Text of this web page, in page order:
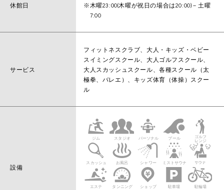
休館日
※木曜23:00(木曜が祝日の場合は20:00)－土曜
7:00
サービス
フィットネスクラブ、大人・キッズ・ベビー
スイミングスクール、大人ゴルフスクール、
大人スカッシュスクール、各種スクール（太
極拳、バレエ）、キッズ体育（体操）スクー
ル
設備